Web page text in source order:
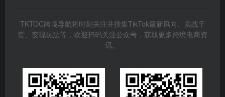
TKTOC跨境导航将时刻关注并搜集TikTok最新风向、实战干
货、变现玩法等，欢迎扫码关注公众号，获取更多跨境电商资
讯。